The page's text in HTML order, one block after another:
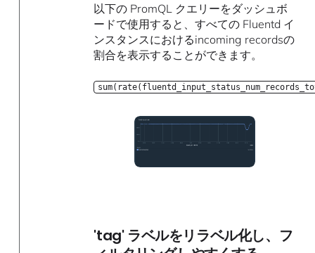
以下の PromQL クエリーをダッシュボ
ードで使用すると、すべての Fluentd イ
ンスタンスにおけるincoming recordsの
割合を表示することができます。
'tag' ラベルをリラベル化し、フ